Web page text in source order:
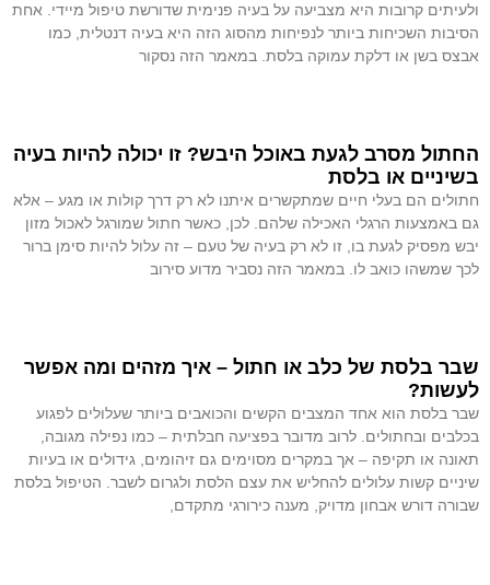
ולעיתים קרובות היא מצביעה על בעיה פנימית שדורשת טיפול מיידי. אחת
הסיבות השכיחות ביותר לנפיחות מהסוג הזה היא בעיה דנטלית, כמו
אבצס בשן או דלקת עמוקה בלסת. במאמר הזה נסקור
החתול מסרב לגעת באוכל היבש? זו יכולה להיות בעיה
בשיניים או בלסת
חתולים הם בעלי חיים שמתקשרים איתנו לא רק דרך קולות או מגע – אלא
גם באמצעות הרגלי האכילה שלהם. לכן, כאשר חתול שמורגל לאכול מזון
יבש מפסיק לגעת בו, זו לא רק בעיה של טעם – זה עלול להיות סימן ברור
לכך שמשהו כואב לו. במאמר הזה נסביר מדוע סירוב
שבר בלסת של כלב או חתול – איך מזהים ומה אפשר
לעשות?
שבר בלסת הוא אחד המצבים הקשים והכואבים ביותר שעלולים לפגוע
בכלבים ובחתולים. לרוב מדובר בפציעה חבלתית – כמו נפילה מגובה,
תאונה או תקיפה – אך במקרים מסוימים גם זיהומים, גידולים או בעיות
שיניים קשות עלולים להחליש את עצם הלסת ולגרום לשבר. הטיפול בלסת
שבורה דורש אבחון מדויק, מענה כירורגי מתקדם,